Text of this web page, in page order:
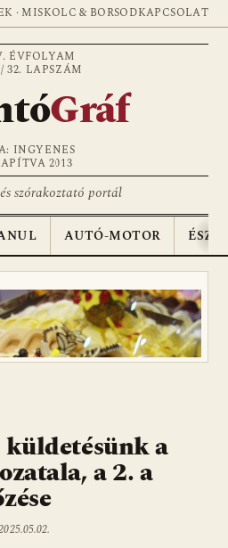
· MISKOLC & BORSODKAPCSOLAT
ÉVFOLYAM
32. LAPSZÁM
Gráf
INGYENES
2013
szórakoztató portál
AUTÓ-MOTOR
a
a 2. a